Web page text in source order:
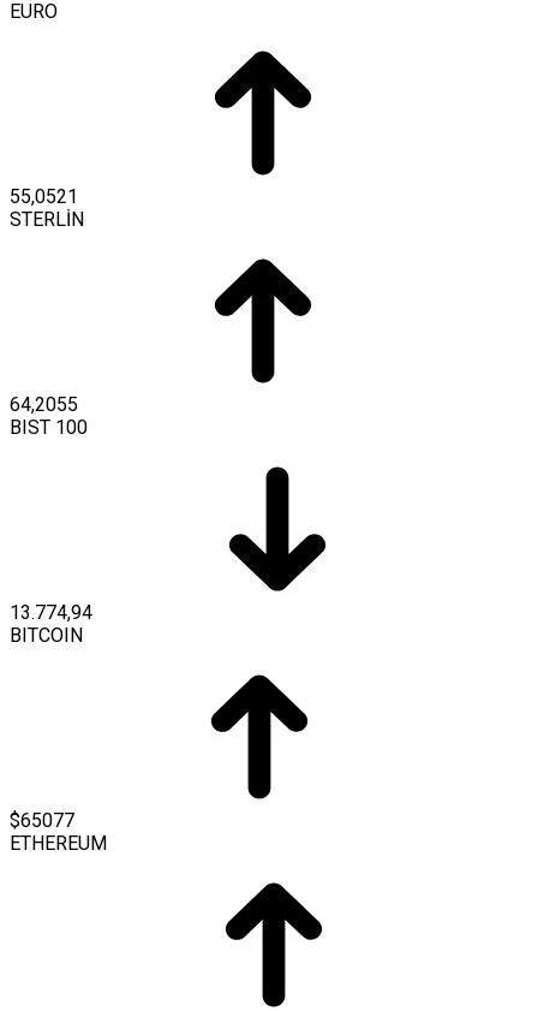
EURO
55,0521
STERLİN
64,2055
BIST 100
13.774,94
BITCOIN
$65077
ETHEREUM